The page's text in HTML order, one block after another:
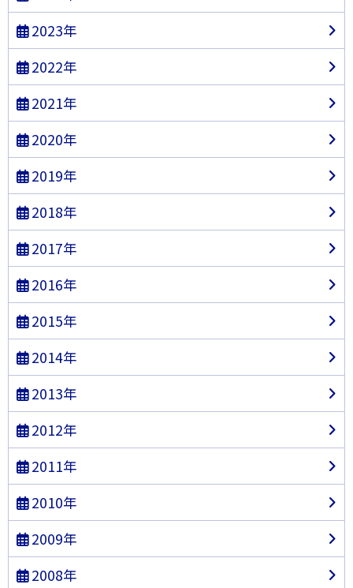
2023年
2022年
2021年
2020年
2019年
2018年
2017年
2016年
2015年
2014年
2013年
2012年
2011年
2010年
2009年
2008年